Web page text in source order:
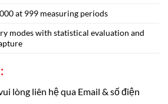
at 999 measuring periods
modes with statistical evaluation and
lòng liên hệ qua Email & số điện